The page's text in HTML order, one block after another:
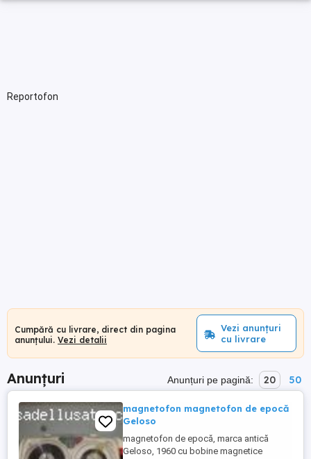
Reportofon
Cumpără cu livrare, direct din pagina
anunțului. Vezi detalii
Vezi anunțuri
cu livrare
Anunțuri Anunțuri pe pagină: 20 50
magnetofon magnetofon de epocă
Geloso
magnetofon de epocă, marca antică
Geloso, 1960 cu bobine magnetice